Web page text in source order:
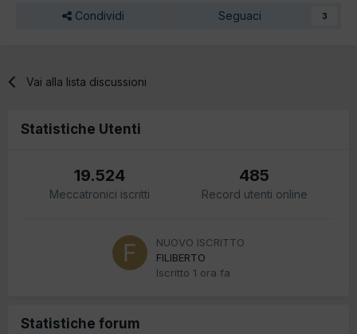
Condividi Seguaci 3
Vai alla lista discussioni
Statistiche Utenti
19.524
Meccatronici iscritti
485
Record utenti online
NUOVO ISCRITTO
FILIBERTO
Iscritto 1 ora fa
Statistiche forum